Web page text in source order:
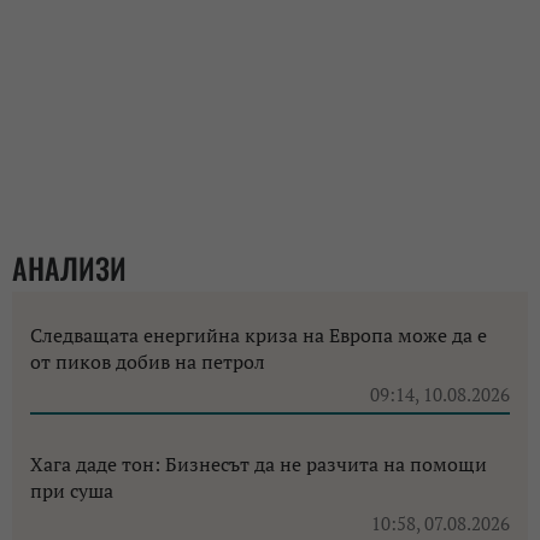
АНАЛИЗИ
Следващата енергийна криза на Европа може да е
от пиков добив на петрол
09:14, 10.08.2026
Хага даде тон: Бизнесът да не разчита на помощи
при суша
10:58, 07.08.2026